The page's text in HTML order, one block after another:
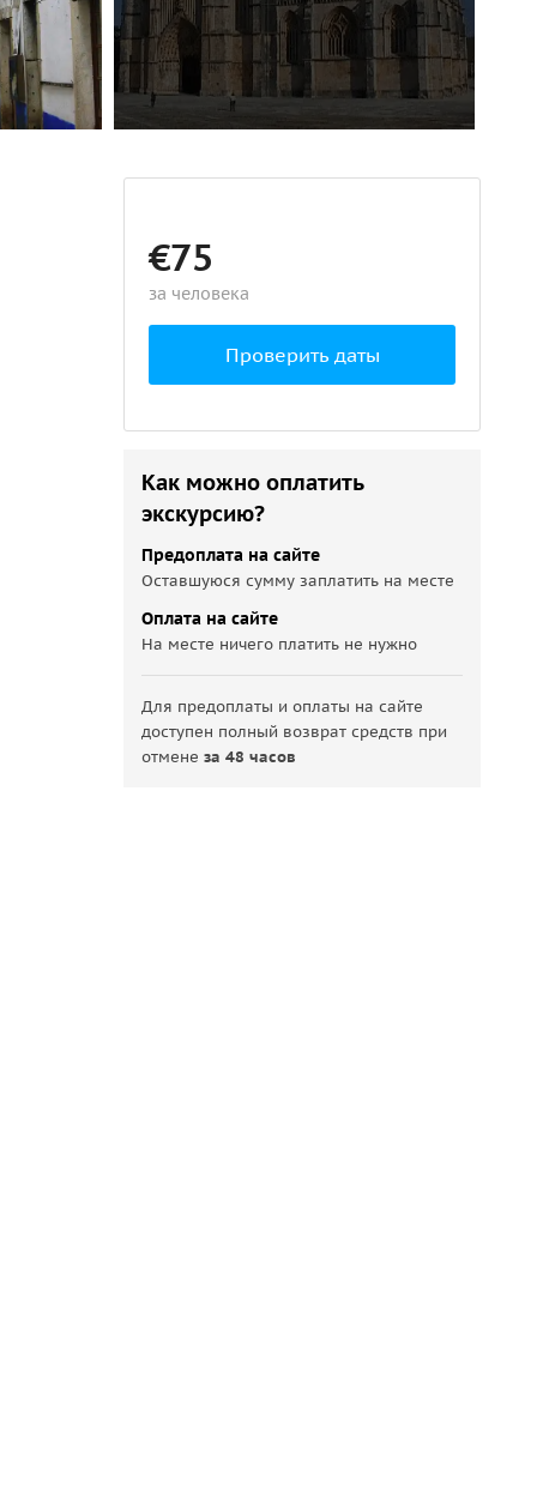
€75
за человека
Проверить даты
Как можно оплатить
экскурсию?
Предоплата на сайте
Оставшуюся сумму заплатить на месте
Оплата на сайте
На месте ничего платить не нужно
Для предоплаты и оплаты на сайте
доступен полный возврат средств при
отменеза 48 часов